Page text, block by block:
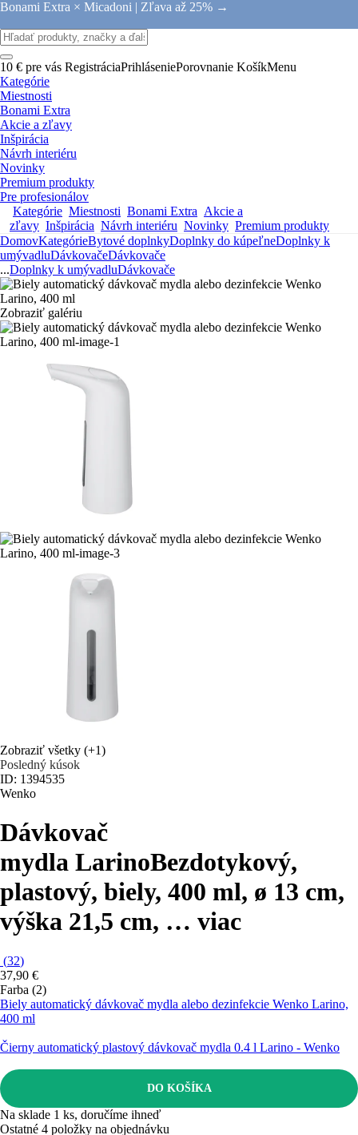
Bonami Extra × Micadoni | Zľava až 25% →
10 € pre vás RegistráciaPrihláseniePorovnanie KošíkMenu
Kategórie
Miestnosti
Bonami Extra
Akcie a zľavy
Inšpirácia
Návrh interiéru
Novinky
Premium produkty
Pre profesionálov
Kategórie Miestnosti Bonami Extra Akcie a
zľavy Inšpirácia Návrh interiéru Novinky Premium produkty
DomovKategórieBytové doplnkyDoplnky do kúpeľneDoplnky k
umývadluDávkovačeDávkovače
...Doplnky k umývadluDávkovače
Zobraziť galériu
Zobraziť všetky (+1)
Posledný kúsok
ID: 1394535
Wenko
Dávkovač
mydla LarinoBezdotykový,
plastový, biely, 400 ml, ø 13 cm,
výška 21,5 cm, … viac
(32)
37,90 €
Farba (2)
Biely automatický dávkovač mydla alebo dezinfekcie Wenko Larino,
400 ml
Čierny automatický plastový dávkovač mydla 0.4 l Larino - Wenko
DO KOŠÍKA
Na sklade 1 ks, doručíme ihneď
Ostatné 4 položky na objednávku